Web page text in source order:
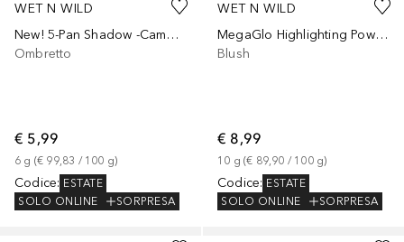
WET N WILD
New! 5-Pan Shadow -Camo-flaunt
Ombretto
€ 5,99
6 g (€ 99,83 / 100 g)
Codice: ESTATE
SOLO ONLINE
SORPRESA
WET N WILD
MegaGlo Highlighting Powder
Blush
€ 8,99
10 g (€ 89,90 / 100 g)
Codice: ESTATE
SOLO ONLINE
SORPRESA
+8 +3